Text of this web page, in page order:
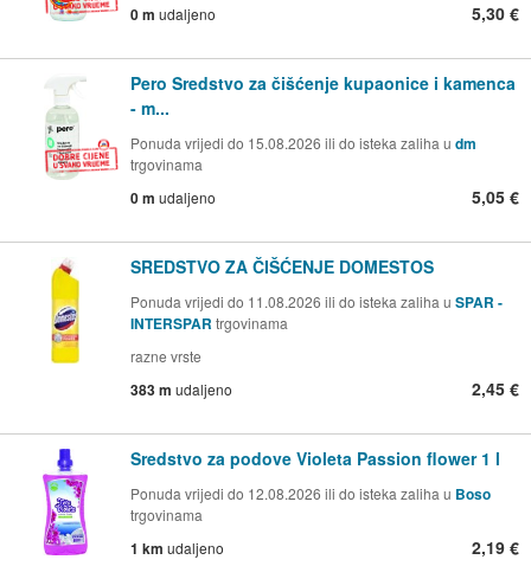
0 m udaljeno 5,30 €
Pero Sredstvo za čišćenje kupaonice i kamenca
- m...
Ponuda vrijedi do 15.08.2026 ili do isteka zaliha u dm
trgovinama
0 m udaljeno 5,05 €
SREDSTVO ZA ČIŠĆENJE DOMESTOS
Ponuda vrijedi do 11.08.2026 ili do isteka zaliha u SPAR -
INTERSPAR trgovinama
razne vrste
383 m udaljeno 2,45 €
Sredstvo za podove Violeta Passion flower 1 l
Ponuda vrijedi do 12.08.2026 ili do isteka zaliha u Boso
trgovinama
1 km udaljeno 2,19 €